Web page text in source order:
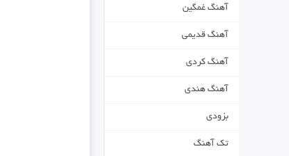
آهنگ غمگین
آهنگ قدیمی
آهنگ کردی
آهنگ هندی
بزودی
تک آهنگ